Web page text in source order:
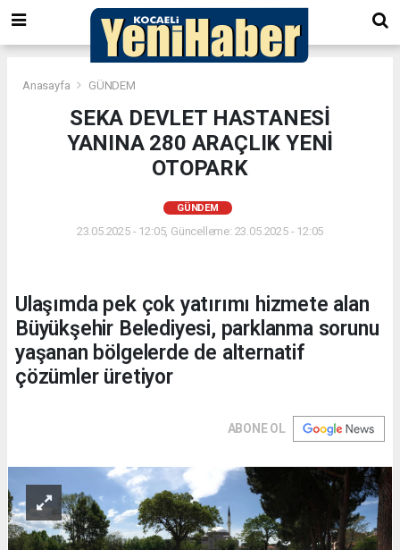
Anasayfa GÜNDEM
SEKA DEVLET HASTANESİ
YANINA 280 ARAÇLIK YENİ
OTOPARK
GÜNDEM
23.05.2025 - 12:05, Güncelleme: 23.05.2025 - 12:05
Ulaşımda pek çok yatırımı hizmete alan
Büyükşehir Belediyesi, parklanma sorunu
yaşanan bölgelerde de alternatif
çözümler üretiyor
ABONE OL